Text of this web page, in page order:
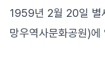
1959년 2월 20일 별
망우역사문화공원)에